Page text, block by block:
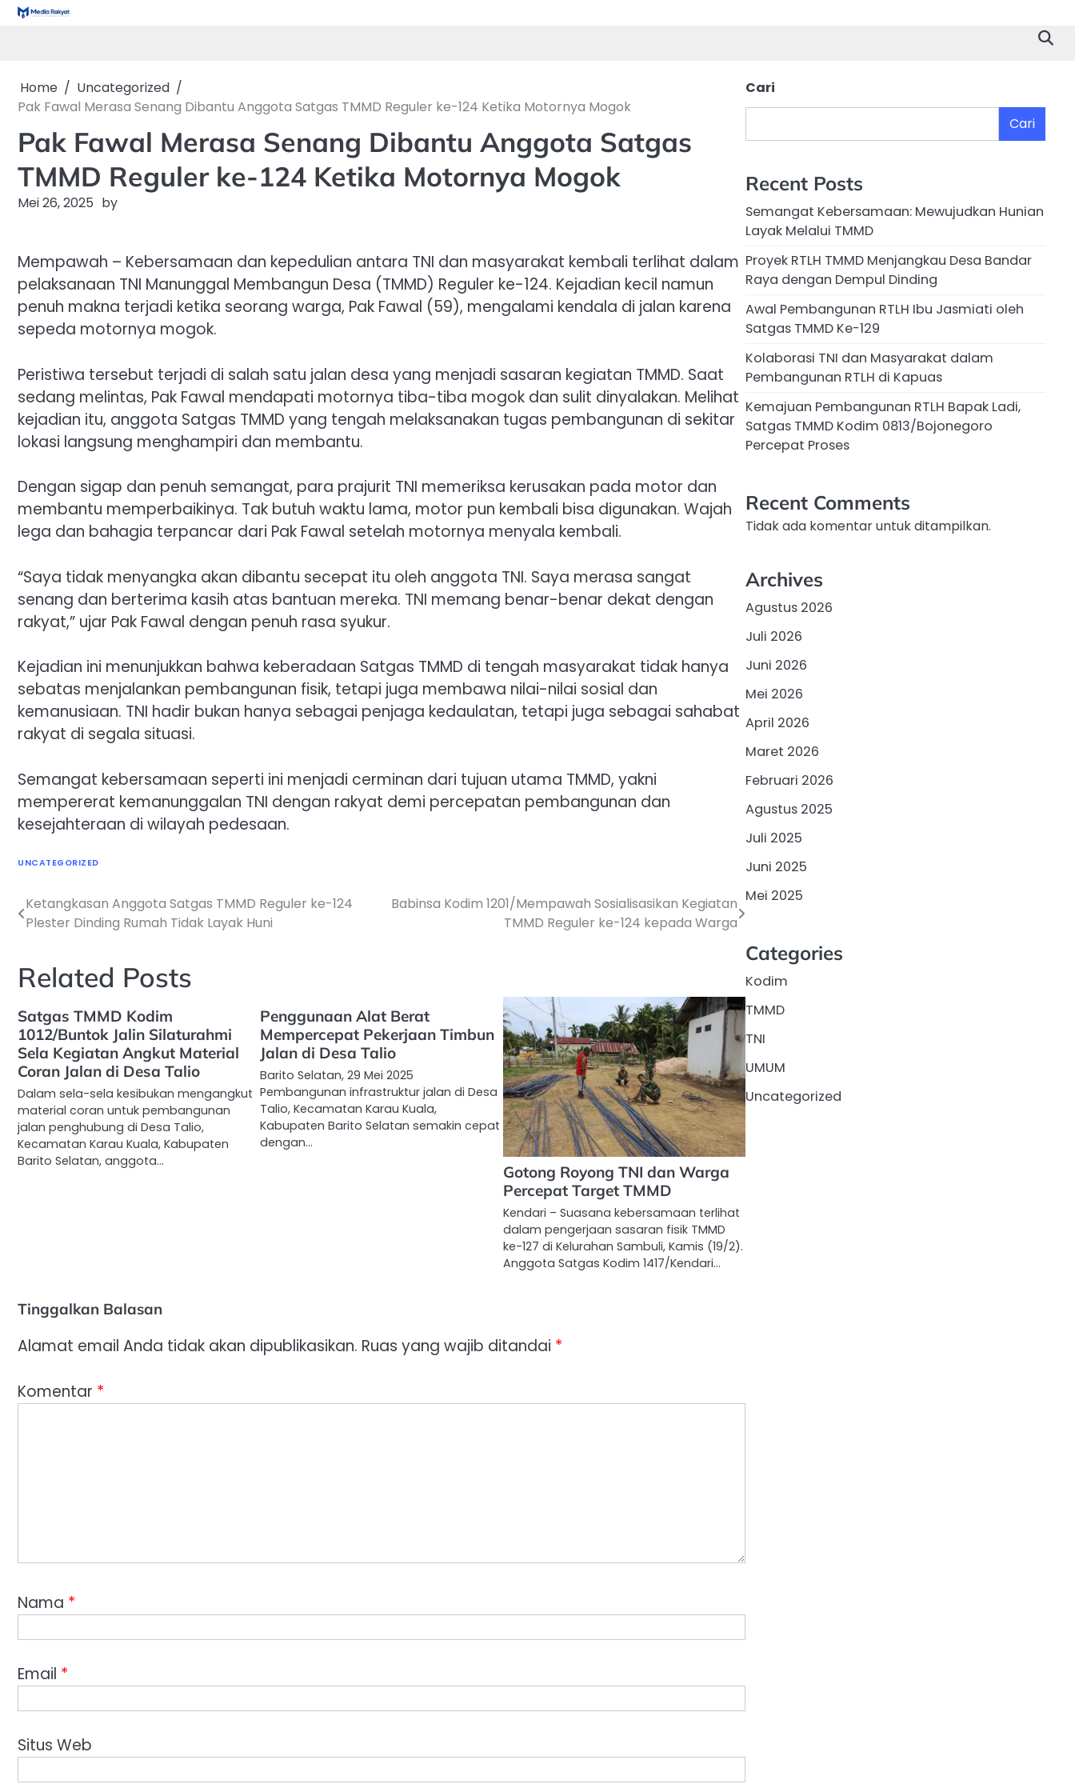
Skip
Home
Uncategorized
Pak Fawal Merasa Senang Dibantu Anggota Satgas TMMD Reguler ke-124 Ketika Motornya Mogok
Pak Fawal Merasa Senang Dibantu Anggota Satgas
TMMD Reguler ke-124 Ketika Motornya Mogok
Mei 26, 2025 by
Mempawah – Kebersamaan dan kepedulian antara TNI dan masyarakat kembali terlihat dalam
pelaksanaan TNI Manunggal Membangun Desa (TMMD) Reguler ke-124. Kejadian kecil namun
penuh makna terjadi ketika seorang warga, Pak Fawal (59), mengalami kendala di jalan karena
sepeda motornya mogok.
Peristiwa tersebut terjadi di salah satu jalan desa yang menjadi sasaran kegiatan TMMD. Saat
sedang melintas, Pak Fawal mendapati motornya tiba-tiba mogok dan sulit dinyalakan. Melihat
kejadian itu, anggota Satgas TMMD yang tengah melaksanakan tugas pembangunan di sekitar
lokasi langsung menghampiri dan membantu.
Dengan sigap dan penuh semangat, para prajurit TNI memeriksa kerusakan pada motor dan
membantu memperbaikinya. Tak butuh waktu lama, motor pun kembali bisa digunakan. Wajah
lega dan bahagia terpancar dari Pak Fawal setelah motornya menyala kembali.
“Saya tidak menyangka akan dibantu secepat itu oleh anggota TNI. Saya merasa sangat
senang dan berterima kasih atas bantuan mereka. TNI memang benar-benar dekat dengan
rakyat,” ujar Pak Fawal dengan penuh rasa syukur.
Kejadian ini menunjukkan bahwa keberadaan Satgas TMMD di tengah masyarakat tidak hanya
sebatas menjalankan pembangunan fisik, tetapi juga membawa nilai-nilai sosial dan
kemanusiaan. TNI hadir bukan hanya sebagai penjaga kedaulatan, tetapi juga sebagai sahabat
rakyat di segala situasi.
Semangat kebersamaan seperti ini menjadi cerminan dari tujuan utama TMMD, yakni
mempererat kemanunggalan TNI dengan rakyat demi percepatan pembangunan dan
kesejahteraan di wilayah pedesaan.
UNCATEGORIZED
Navigasi
Ketangkasan Anggota Satgas TMMD Reguler ke-124
Plester Dinding Rumah Tidak Layak Huni
Babinsa Kodim 1201/Mempawah Sosialisasikan Kegiatan
TMMD Reguler ke-124 kepada Warga
Related Posts
Satgas TMMD Kodim
1012/Buntok Jalin Silaturahmi
Sela Kegiatan Angkut Material
Coran Jalan di Desa Talio
Dalam sela-sela kesibukan mengangkut
material coran untuk pembangunan
jalan penghubung di Desa Talio,
Kecamatan Karau Kuala, Kabupaten
Barito Selatan, anggota…
Penggunaan Alat Berat
Mempercepat Pekerjaan Timbun
Jalan di Desa Talio
Barito Selatan, 29 Mei 2025
Pembangunan infrastruktur jalan di Desa
Talio, Kecamatan Karau Kuala,
Kabupaten Barito Selatan semakin cepat
dengan…
Gotong Royong TNI dan Warga
Percepat Target TMMD
Kendari – Suasana kebersamaan terlihat
dalam pengerjaan sasaran fisik TMMD
ke-127 di Kelurahan Sambuli, Kamis (19/2).
Anggota Satgas Kodim 1417/Kendari…
Tinggalkan Balasan
Alamat email Anda tidak akan dipublikasikan. Ruas yang wajib ditandai *
Komentar *
Nama *
Email *
Situs Web
Cari
Cari
Recent Posts
Semangat Kebersamaan: Mewujudkan Hunian
Layak Melalui TMMD
Proyek RTLH TMMD Menjangkau Desa Bandar
Raya dengan Dempul Dinding
Awal Pembangunan RTLH Ibu Jasmiati oleh
Satgas TMMD Ke-129
Kolaborasi TNI dan Masyarakat dalam
Pembangunan RTLH di Kapuas
Kemajuan Pembangunan RTLH Bapak Ladi,
Satgas TMMD Kodim 0813/Bojonegoro
Percepat Proses
Recent Comments
Tidak ada komentar untuk ditampilkan.
Archives
Agustus 2026
Juli 2026
Juni 2026
Mei 2026
April 2026
Maret 2026
Februari 2026
Agustus 2025
Juli 2025
Juni 2025
Mei 2025
Categories
Kodim
TMMD
TNI
UMUM
Uncategorized